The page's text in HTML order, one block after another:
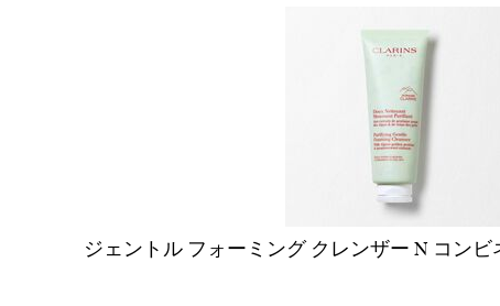
ジェントル フォーミング クレンザー N コン